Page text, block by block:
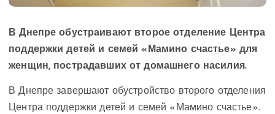
В Днепре обустраивают второе отделение Центра
поддержки детей и семей «Мамино счастье» для
женщин, пострадавших от домашнего насилия.
В Днепре завершают обустройство второго отделения
Центра поддержки детей и семей «Мамино счастье».